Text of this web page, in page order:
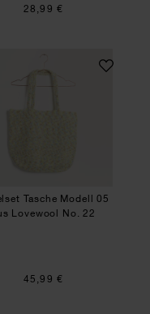
28,99 €
aus Lovewool No. 22
Häkelset Tasche
Tasche Modell 05
Lovewool No. 22
45,99 €